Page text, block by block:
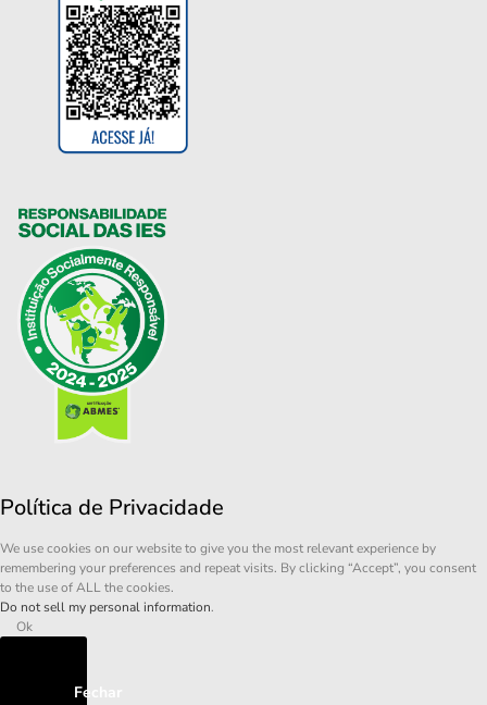
Política de Privacidade
We use cookies on our website to give you the most relevant experience by
remembering your preferences and repeat visits. By clicking “Accept”, you consent
to the use of ALL the cookies.
Do not sell my personal information.
Ok
Fechar